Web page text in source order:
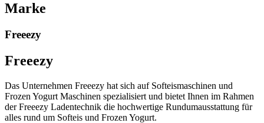
Marke
Freeezy
Freeezy
Das Unternehmen Freeezy hat sich auf Softeismaschinen und
Frozen Yogurt Maschinen spezialisiert und bietet Ihnen im Rahmen
der Freeezy Ladentechnik die hochwertige Rundumausstattung für
alles rund um Softeis und Frozen Yogurt.